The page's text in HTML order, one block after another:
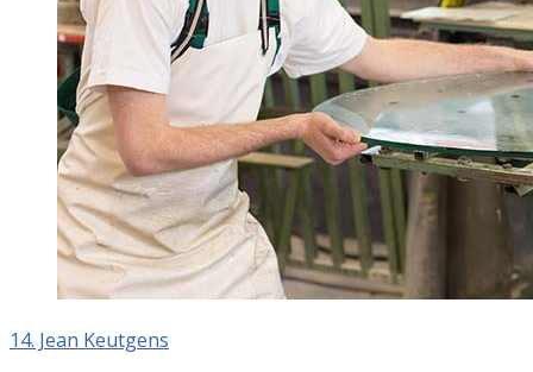
14. Jean Keutgens